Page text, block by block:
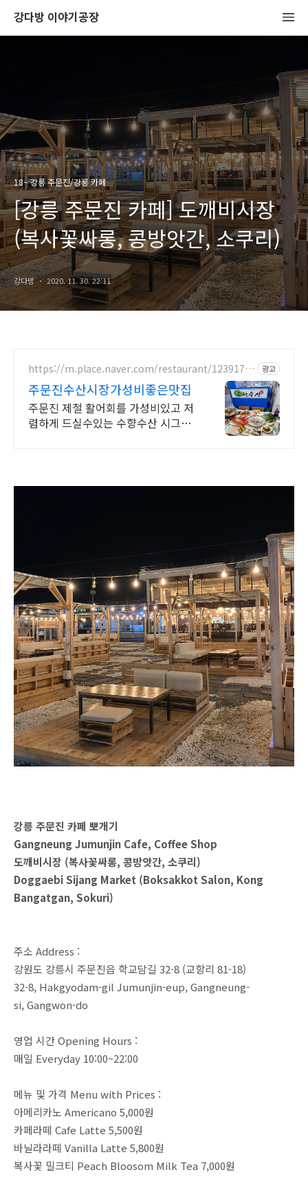
강다방 이야기공장
18~ 강릉 주문진/강릉 카페
[강릉 주문진 카페] 도깨비시장
(복사꽃싸롱, 콩방앗간, 소쿠리)
강다방 2020. 11. 30. 22:11
https://m.place.naver.com/restaurant/1239178
광고
주문진수산시장가성비좋은맛집
주문진 제철 활어회를 가성비있고 저
렴하게 드실수있는 수향수산 시그니
강릉 주문진 카페 뽀개기
Gangneung Jumunjin Cafe, Coffee Shop
도깨비시장 (복사꽃싸롱, 콩방앗간, 소쿠리)
Doggaebi Sijang Market (Boksakkot Salon, Kong
Bangatgan, Sokuri)
주소 Address :
강원도 강릉시 주문진읍 학교담길 32-8 (교항리 81-18)
32-8, Hakgyodam-gil Jumunjin-eup, Gangneung-
si, Gangwon-do
영업 시간 Opening Hours :
매일 Everyday 10:00~22:00
메뉴 및 가격 Menu with Prices :
아메리카노 Americano 5,000원
카페라떼 Cafe Latte 5,500원
바닐라라떼 Vanilla Latte 5,800원
복사꽃 밀크티 Peach Bloosom Milk Tea 7,000원